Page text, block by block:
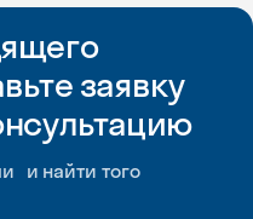
заявку
и найти того